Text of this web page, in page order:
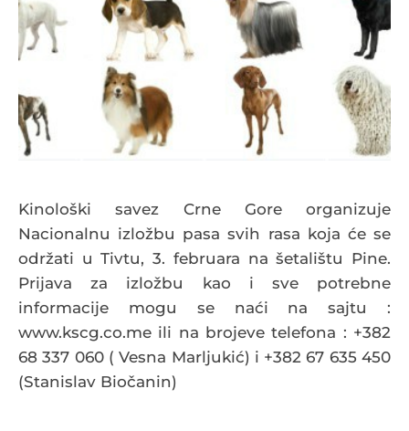
Kinološki savez Crne Gore organizuje
Nacionalnu izložbu pasa svih rasa koja će se
održati u Tivtu, 3. februara na šetalištu Pine.
Prijava za izložbu kao i sve potrebne
informacije mogu se naći na sajtu :
www.kscg.co.me ili na brojeve telefona : +382
68 337 060 ( Vesna Marljukić) i +382 67 635 450
(Stanislav Biočanin)